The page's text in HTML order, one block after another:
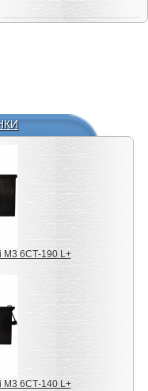
M3 6СТ-190 L+
M3 6СТ-140 L+